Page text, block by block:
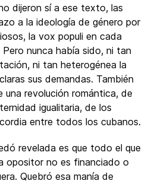
dijeron sí a ese texto, las
a la ideología de género por
la vox populi en cada
nunca había sido, ni tan
ni tan heterogénea la
sus demandas. También
una revolución romántica, de
igualitaria, de los
entre todos los cubanos.
revelada es que todo el que
opositor no es financiado o
Quebró esa manía de